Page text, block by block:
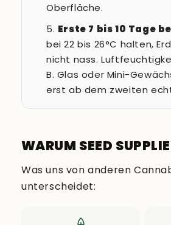
Oberfläche.
Erste 7 bis 10 Tage
bei 22 bis 26°C halten,
nicht nass.
B. Glas oder Mini-
erst ab dem zweiten
WARUM SEED
Was uns von anderen
unterscheidet: